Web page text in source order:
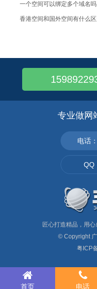
一个空间可以绑定多个域名
香港空间和国外空间有什么
互联网时代，企业没有网站咋
番禺做网站多少钱,找哪家公
现在做外贸模具出口好做吗,
专业做网
电话
QQ
匠心打造精品，用
© Copyright
粤ICP
首页 电话